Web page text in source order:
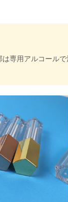
専用アルコール